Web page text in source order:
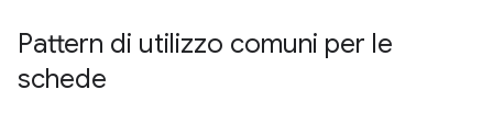
Pattern di utilizzo comuni per le
schede